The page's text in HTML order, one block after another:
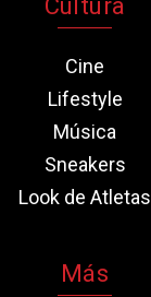
Cultura
Cine
Lifestyle
Música
Sneakers
Look de Atletas
Más